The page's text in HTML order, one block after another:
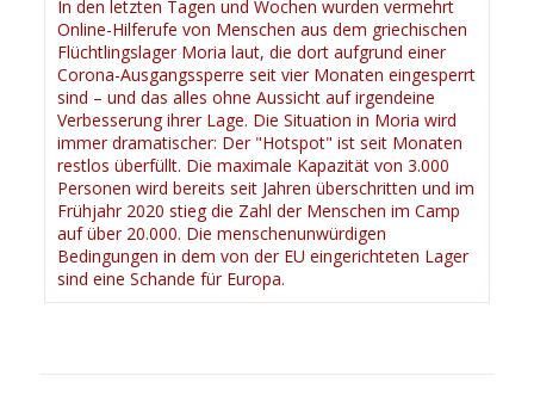
In den letzten Tagen und Wochen wurden vermehrt
Online-Hilferufe von Menschen aus dem griechischen
Flüchtlingslager Moria laut, die dort aufgrund einer
Corona-Ausgangssperre seit vier Monaten eingesperrt
sind – und das alles ohne Aussicht auf irgendeine
Verbesserung ihrer Lage. Die Situation in Moria wird
immer dramatischer: Der "Hotspot" ist seit Monaten
restlos überfüllt. Die maximale Kapazität von 3.000
Personen wird bereits seit Jahren überschritten und im
Frühjahr 2020 stieg die Zahl der Menschen im Camp
auf über 20.000. Die menschenunwürdigen
Bedingungen in dem von der EU eingerichteten Lager
sind eine Schande für Europa.